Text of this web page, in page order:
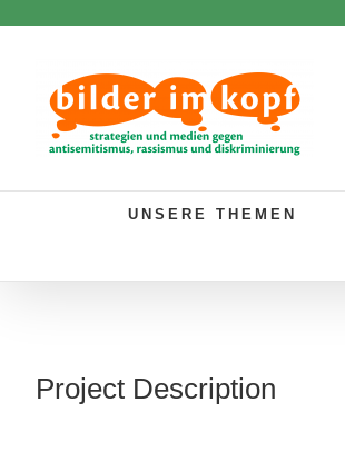
UNSERE THEMEN
Project Description